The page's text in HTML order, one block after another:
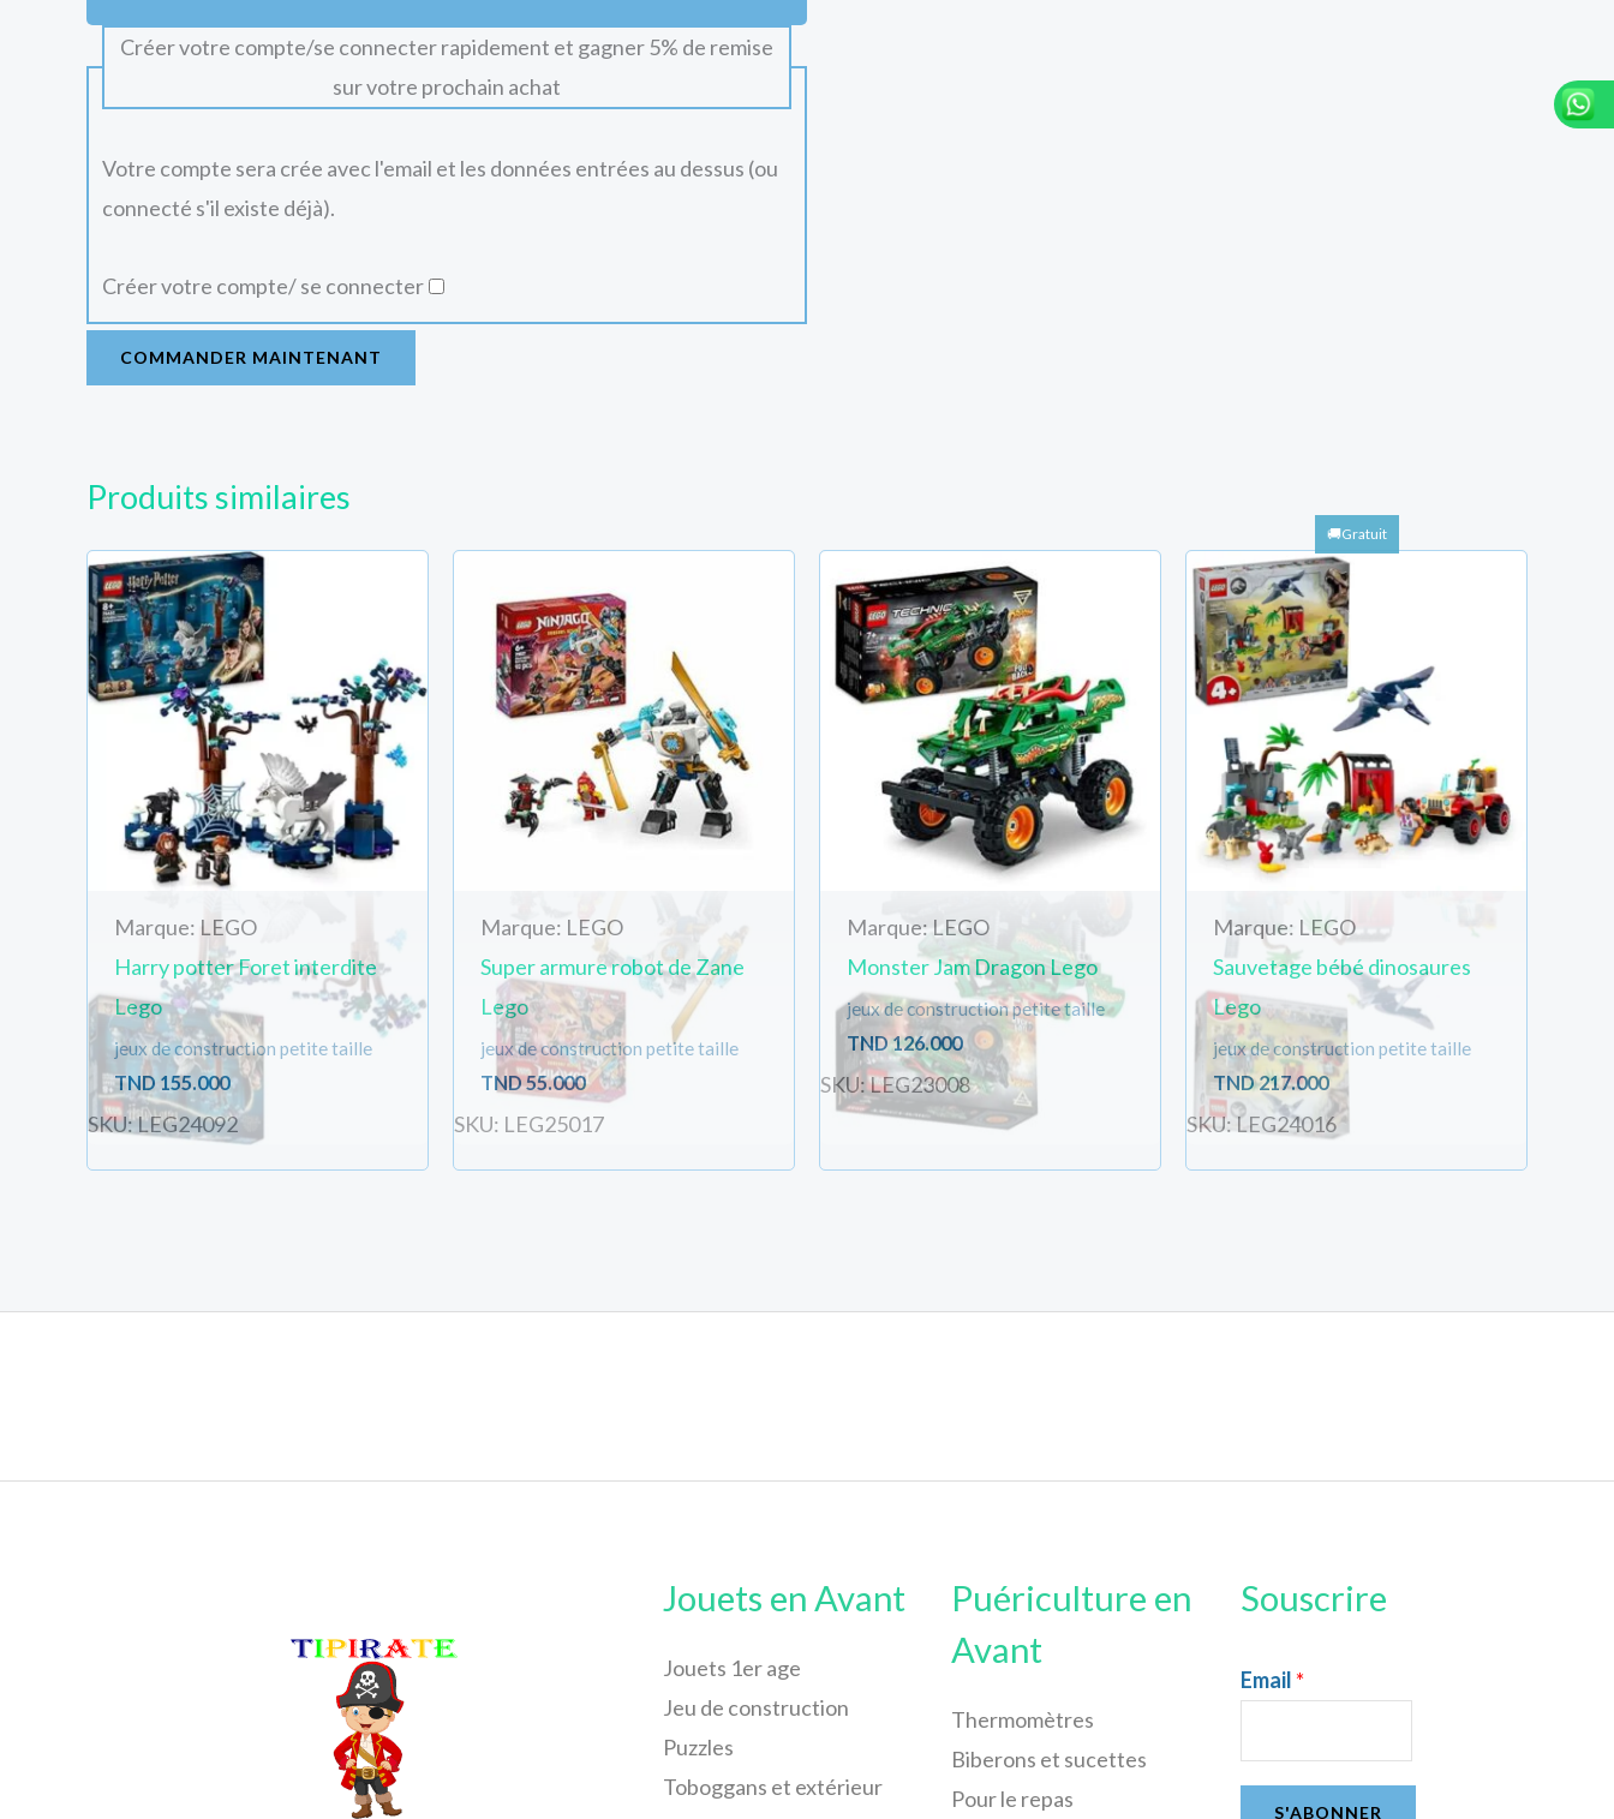
Créer votre compte/se connecter rapidement et gagner 5% de remise
sur votre prochain achat
Votre compte sera crée avec l'email et les données entrées au dessus (ou
connecté s'il existe déjà).
Créer votre compte/ se connecter
COMMANDER MAINTENANT
Produits similaires
Marque: LEGO
Harry potter Foret interdite
Lego
jeux de construction petite taille
TND 155.000
SKU: LEG24092
Marque: LEGO
Super armure robot de Zane
Lego
jeux de construction petite taille
TND55.000
SKU: LEG25017
Marque: LEGO
Monster Jam Dragon Lego
jeux de construction petite taille
TND126.000
SKU: LEG23008
Marque: LEGO
Sauvetage bébé dinosaures
Lego
jeux de construction petite taille
TND217.000
SKU: LEG24016
Jouets en Avant
Jouets 1er age
Jeu de construction
Puzzles
Toboggans et extérieur
Puériculture en
Avant
Thermomètres
Biberons et sucettes
Pour le repas
Souscrire
Email *
S'ABONNER